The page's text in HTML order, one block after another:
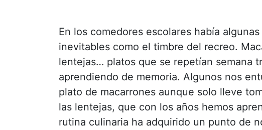
En los comedores escolares había
inevitables como el timbre del recreo.
lentejas… platos que se repetían semana
aprendiendo de memoria. Algunos nos
plato de macarrones aunque solo lleve
las lentejas, que con los años hemos
rutina culinaria ha adquirido un punto de